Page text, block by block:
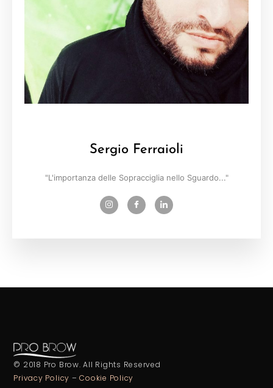
Sergio Ferraioli
"L'importanza delle Sopracciglia nello Sguardo..."
© 2018 Pro Brow. All Rights Reserved
Privacy Policy –Cookie Policy